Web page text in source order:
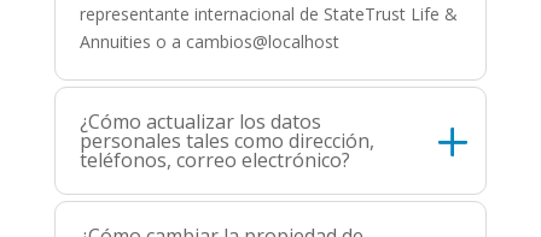
representante internacional de StateTrust Life &
Annuities o a cambios@localhost
¿Cómo actualizar los datos
personales tales como dirección,
teléfonos, correo electrónico?